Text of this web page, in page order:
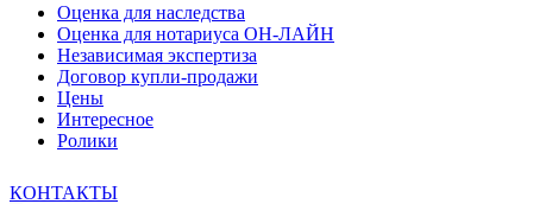
Оценка для наследства
Оценка для нотариуса ОН-ЛАЙН
Независимая экспертиза
Договор купли-продажи
Цены
Интересное
Ролики
КОНТАКТЫ